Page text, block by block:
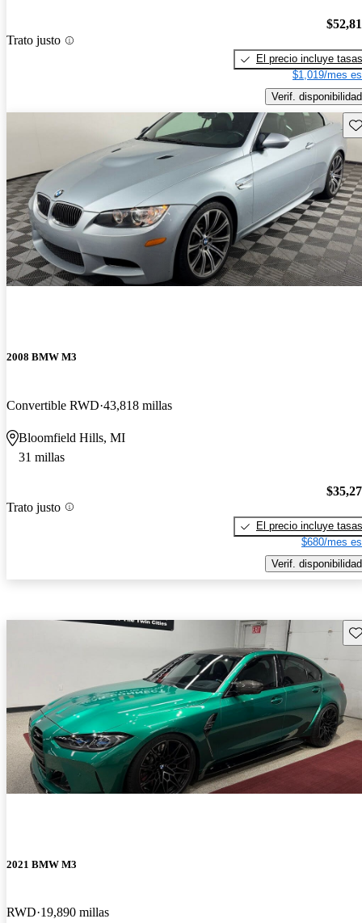
Trato justo
El precio incluye tasas
$1,019/mes
Verif. disponibilidad
2008 BMW M3
Convertible RWD 43,818 millas
Bloomfield Hills, MI
31 millas
Trato justo
El precio incluye tasas
$680/mes
Verif. disponibilidad
2021 BMW M3
RWD 19,890 millas